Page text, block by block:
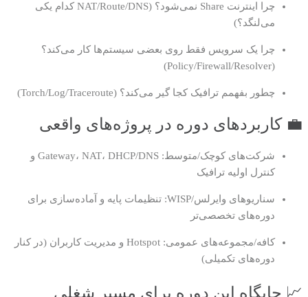
چرا اینترنت Share نمی‌شود؟ (NAT/Route/DNS کدام یکی
می‌لنگد؟)
چرا یک سرویس فقط روی بعضی سیستم‌ها کار می‌کند؟
(Policy/Firewall/Resolver)
چطور بفهمم ترافیک کجا گیر می‌کند؟ (Torch/Log/Traceroute)
💼 کاربردهای دوره در پروژه‌های واقعی
شرکت‌های کوچک/متوسط: Gateway، NAT، DHCP/DNS و
کنترل اولیه ترافیک
سناریوهای وایرلس/WISP: تنظیمات پایه و آماده‌سازی برای
دوره‌های تخصصی‌تر
کافه/مجموعه‌های عمومی: Hotspot و مدیریت کاربران (در کنار
دوره‌های تکمیلی)
📈 جایگاه این دوره برای مسیر شغلی